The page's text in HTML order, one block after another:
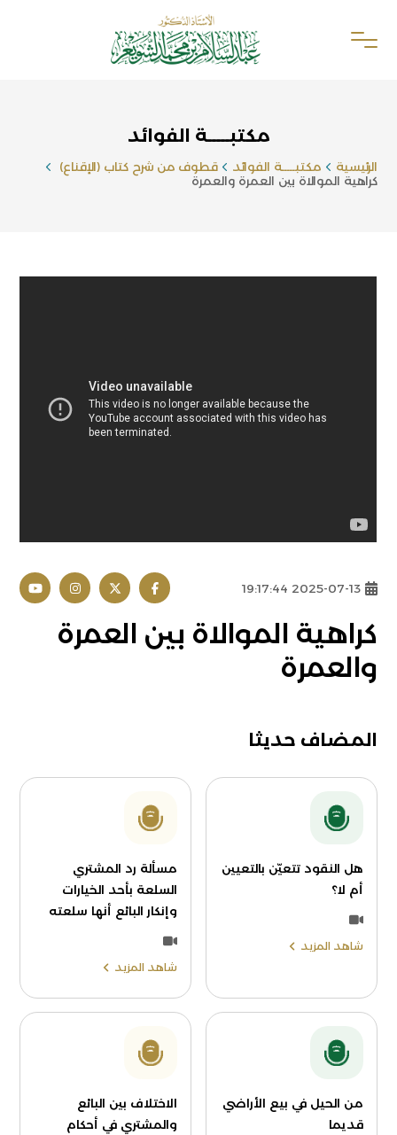
مكتبـــــة الفوائد
الرئيسية مكتبـــــة الفوائد
قطوف من شرح كتاب (الإقناع)
كراهية الموالاة بين العمرة والعمرة
2025-07-13 19:17:44
كراهية الموالاة بين العمرة
والعمرة
المضاف حديثا
هل النقود تتعيّن بالتعيين
أم لا؟
شاهد المزيد
مسألة رد المشتري
السلعة بأحد الخيارات
وإنكار البائع أنها سلعته
شاهد المزيد
من الحيل في بيع الأراضي
قديما
الاختلاف بين البائع
والمشتري في أحكام